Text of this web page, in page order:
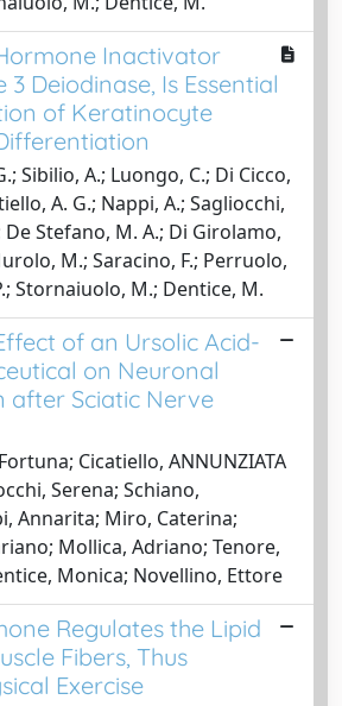
Inactivator
3 Deiodinase, Is Essential
of Keratinocyte
Sibilio, A.; Luongo, C.; Di Cicco,
A. G.; Nappi, A.; Sagliocchi,
De Stefano, M. A.; Di Girolamo,
M.; Saracino, F.; Perruolo,
Stornaiuolo, M.; Dentice, M.
of an Ursolic Acid-
on Neuronal
after Sciatic Nerve
Cicatiello, ANNUNZIATA
Serena; Schiano,
Annarita; Miro, Caterina;
Mollica, Adriano; Tenore,
Monica; Novellino, Ettore
Regulates the Lipid
Fibers, Thus
Exercise